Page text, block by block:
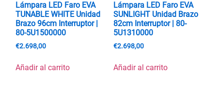
Lámpara LED Faro EVA
TUNABLE WHITE Unidad
Brazo 96cm Interruptor |
80-5U1500000
€2.698,00
Añadir al carrito
Lámpara LED Faro EVA
SUNLIGHT Unidad Brazo
82cm Interruptor | 80-
5U1310000
€2.698,00
Añadir al carrito